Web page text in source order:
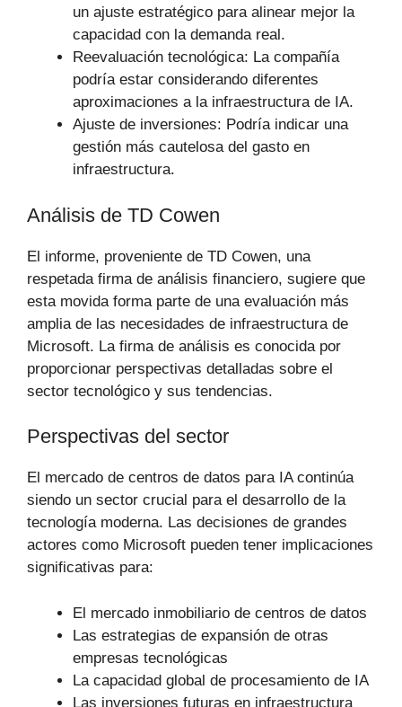
un ajuste estratégico para alinear mejor la
capacidad con la demanda real.
Reevaluación tecnológica: La compañía
podría estar considerando diferentes
aproximaciones a la infraestructura de IA.
Ajuste de inversiones: Podría indicar una
gestión más cautelosa del gasto en
infraestructura.
Análisis de TD Cowen
El informe, proveniente de TD Cowen, una
respetada firma de análisis financiero, sugiere que
esta movida forma parte de una evaluación más
amplia de las necesidades de infraestructura de
Microsoft. La firma de análisis es conocida por
proporcionar perspectivas detalladas sobre el
sector tecnológico y sus tendencias.
Perspectivas del sector
El mercado de centros de datos para IA continúa
siendo un sector crucial para el desarrollo de la
tecnología moderna. Las decisiones de grandes
actores como Microsoft pueden tener implicaciones
significativas para:
El mercado inmobiliario de centros de datos
Las estrategias de expansión de otras
empresas tecnológicas
La capacidad global de procesamiento de IA
Las inversiones futuras en infraestructura